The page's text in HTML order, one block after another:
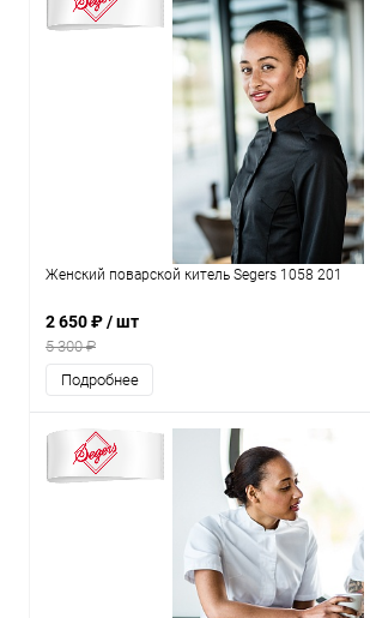
Женский поварской китель Segers 1058 201
2 650 ₽/ шт
5 300 ₽
Подробнее